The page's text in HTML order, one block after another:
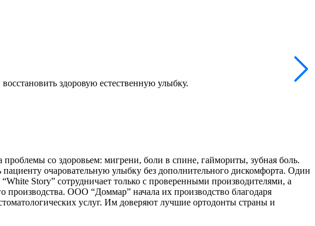
здоровую естественную улыбку.
со здоровьем: мигрени, боли в спине, гаймориты, зубная боль.
очаровательную улыбку без дополнительного дискомфорта. Один
Story” сотрудничает только с проверенными производителями, а
ООО “Доммар” начала их производство благодаря
услуг. Им доверяют лучшие ортодонты страны и